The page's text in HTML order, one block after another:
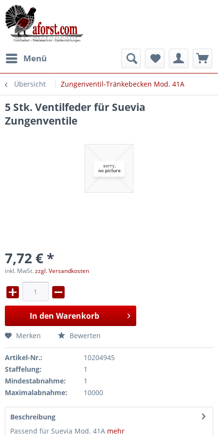
Menü
Übersicht Zungenventil-Tränkebecken Mod. 41A
5 Stk. Ventilfeder für Suevia
Zungenventile
7,72 € *
inkl. MwSt.zzgl. Versandkosten
In den Warenkorb
Merken Bewerten
Artikel-Nr.:
10204945
Staffelung:
1
Mindestabnahme:
1
Maximalabnahme:
10000
Beschreibung
Passend für Suevia Mod. 41A mehr